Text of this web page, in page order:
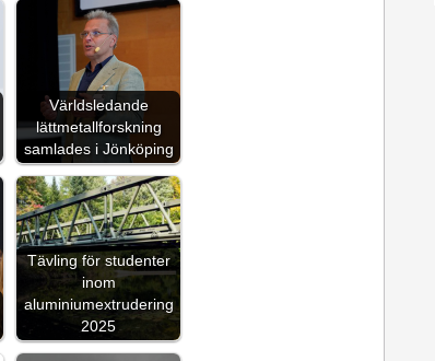
Världsledande
lättmetallforskning
samlades i Jönköping
Tävling för studenter
inom
aluminiumextrudering
2025